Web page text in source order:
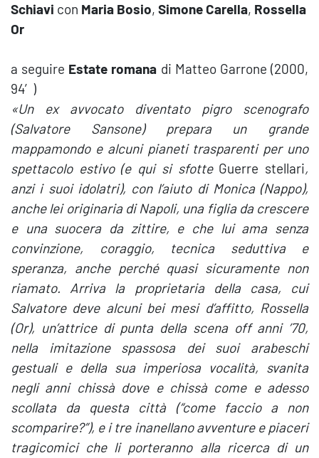
Schiavi con Maria Bosio, Simone Carella, Rossella
Or
a seguire Estate romana di Matteo Garrone (2000,
94′)
«Un ex avvocato diventato pigro scenografo
(Salvatore Sansone) prepara un grande
mappamondo e alcuni pianeti trasparenti per uno
spettacolo estivo (e qui si sfotteGuerre stellari,
anzi i suoi idolatri), con l’aiuto di Monica (Nappo),
anche lei originaria di Napoli, una figlia da crescere
e una suocera da zittire, e che lui ama senza
convinzione, coraggio, tecnica seduttiva e
speranza, anche perché quasi sicuramente non
riamato. Arriva la proprietaria della casa, cui
Salvatore deve alcuni bei mesi d’affitto, Rossella
(Or), un’attrice di punta della scena off anni ’70,
nella imitazione spassosa dei suoi arabeschi
gestuali e della sua imperiosa vocalità, svanita
negli anni chissà dove e chissà come e adesso
scollata da questa città (“come faccio a non
scomparire?”), e i tre inanellano avventure e piaceri
tragicomici che li porteranno alla ricerca di un